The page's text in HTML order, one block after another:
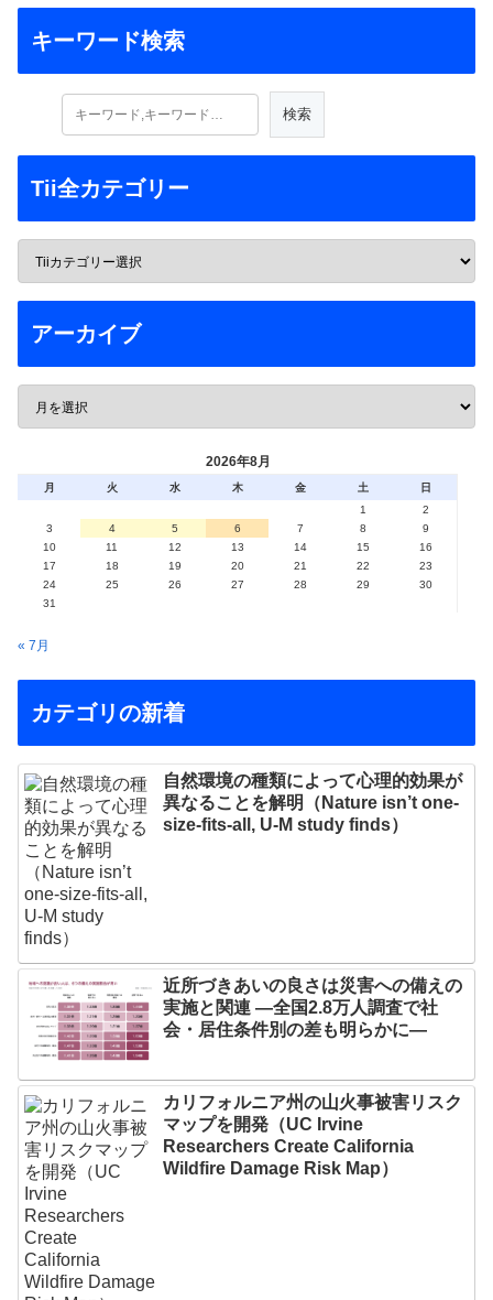
キーワード検索
Tii全カテゴリー
アーカイブ
2026年8月
月 火 水 木 金 土
日
1
2
3
4 5 6 7 8
9
10
11 12 13 14 15
16
17
18 19 20 21 22
23
24
25 26 27 28 29
30
31
« 7月
カテゴリの新着
自然環境の種類によって心理的効果が
異なることを解明（Nature isn’t one-
size-fits-all, U-M study finds）
近所づきあいの良さは災害への備えの
実施と関連 ―全国2.8万人調査で社
会・居住条件別の差も明らかに―
カリフォルニア州の山火事被害リスク
マップを開発（UC Irvine
Researchers Create California
Wildfire Damage Risk Map）